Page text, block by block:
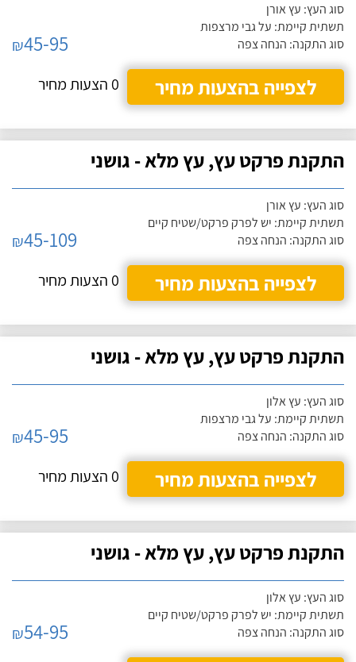
סוג העץ: עץ אורן
תשתית קיימת: על גבי מרצפות
סוג התקנה: הנחה צפה
₪45-95
לצפייה בהצעות מחיר
0 הצעות מחיר
התקנת פרקט עץ, עץ מלא - גושני
סוג העץ: עץ אורן
תשתית קיימת: יש לפרק פרקט/שטיח קיים
סוג התקנה: הנחה צפה
₪45-109
לצפייה בהצעות מחיר
0 הצעות מחיר
התקנת פרקט עץ, עץ מלא - גושני
סוג העץ: עץ אלון
תשתית קיימת: על גבי מרצפות
סוג התקנה: הנחה צפה
₪45-95
לצפייה בהצעות מחיר
0 הצעות מחיר
התקנת פרקט עץ, עץ מלא - גושני
סוג העץ: עץ אלון
תשתית קיימת: יש לפרק פרקט/שטיח קיים
סוג התקנה: הנחה צפה
₪54-95